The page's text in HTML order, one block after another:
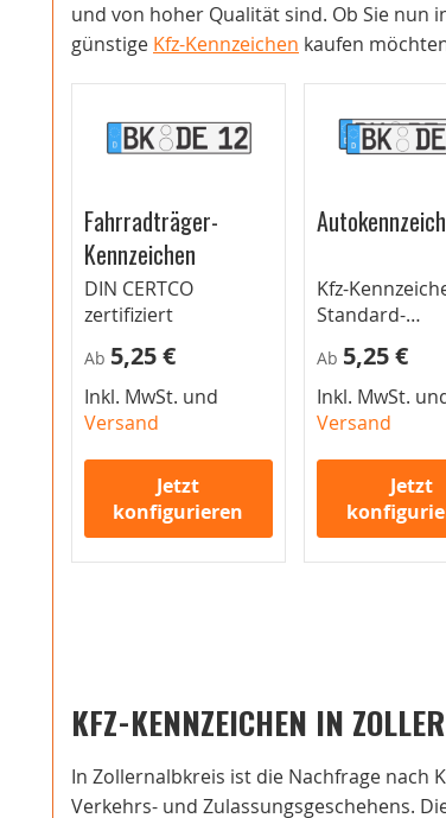
und von hoher Qualität sind. Ob Sie nun
günstige Kfz-Kennzeichen kaufen
Fahrradträger-
Kennzeichen
DIN CERTCO
zertifiziert
Ab 5,25 €
Inkl. MwSt. und
Versand
Jetzt
konfigurieren
Kfz-
Standard-
Pkw
Ab 5,25 €
Inkl. MwSt.
Versand
Jetzt
KFZ-KENNZEICHEN IN
In Zollernalbkreis ist die Nachfrage nach
Verkehrs- und Zulassungsgeschehens.